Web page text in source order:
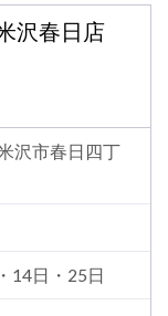
沢春日店
沢市春日四丁
14日・25日